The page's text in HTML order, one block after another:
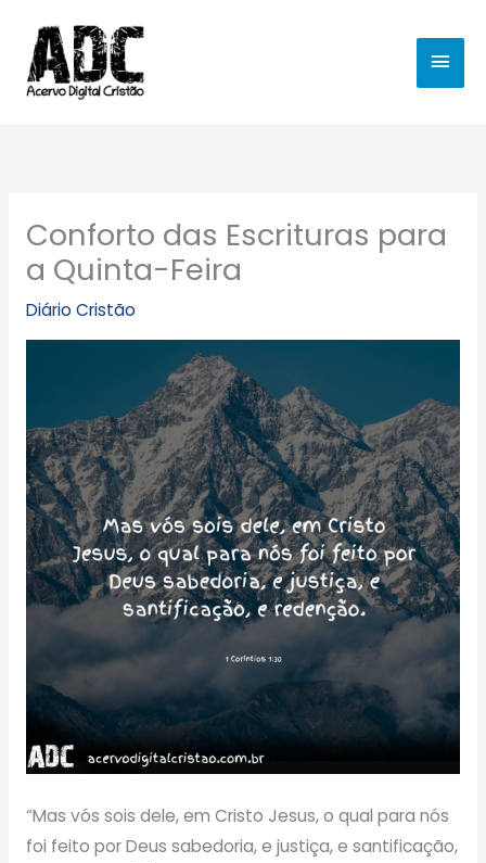
para
conteúdo
Conforto das Escrituras para
a Quinta-Feira
Diário Cristão
“Mas vós sois dele, em Cristo Jesus, o qual para nós
foi feito por Deus sabedoria, e justiça, e santificação,